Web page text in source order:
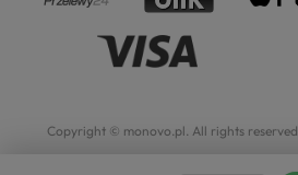
Copyright © monovo.pl. All rights reserved.